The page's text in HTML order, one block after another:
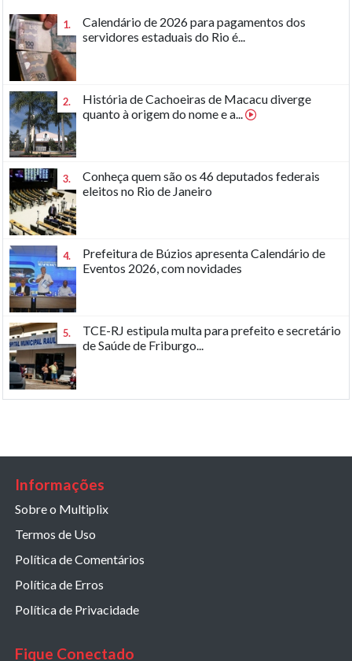
1.
Calendário de 2026 para pagamentos dos
servidores estaduais do Rio é...
2.
História de Cachoeiras de Macacu diverge
quanto à origem do nome e a...
3.
Conheça quem são os 46 deputados federais
eleitos no Rio de Janeiro
4.
Prefeitura de Búzios apresenta Calendário de
Eventos 2026, com novidades
5.
TCE-RJ estipula multa para prefeito e secretário
de Saúde de Friburgo...
Informações
Sobre o Multiplix
Termos de Uso
Política de Comentários
Política de Erros
Política de Privacidade
Fique Conectado